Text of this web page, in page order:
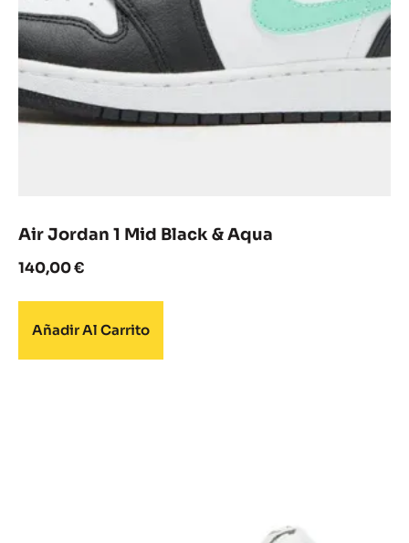
Air Jordan 1 Mid Black & Aqua
140,00€
Añadir Al Carrito